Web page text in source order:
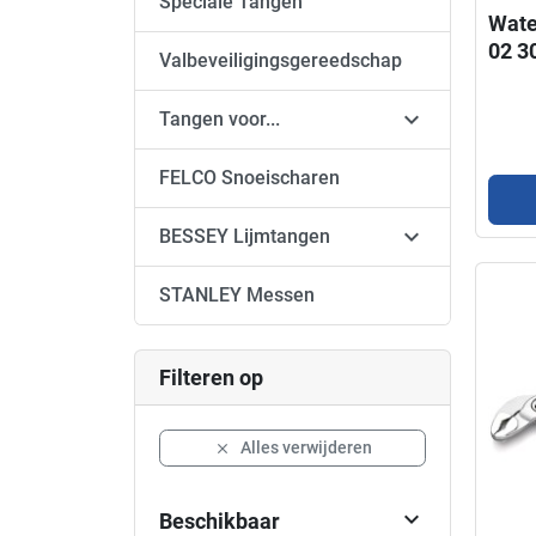
Valbeveiligingsgereedschap
Tangen voor... 
FELCO Snoeischaren
BESSEY Lijmtangen 
STANLEY Messen
Filteren op
 Alles verwijderen
Beschikbaar 
02